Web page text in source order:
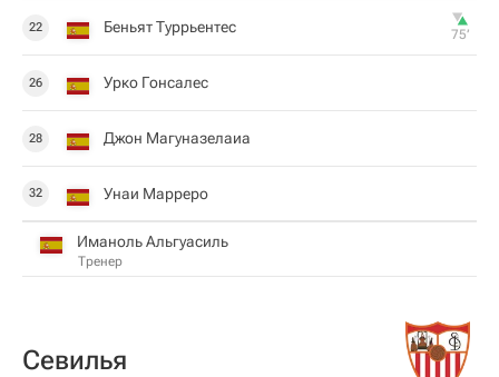
22 Беньят Туррьентес 75‎’‎
26 Урко Гонсалес
28 Джон Магуназелаиа
32 Унаи Марреро
Иманоль Альгуасиль
Тренер
Севилья